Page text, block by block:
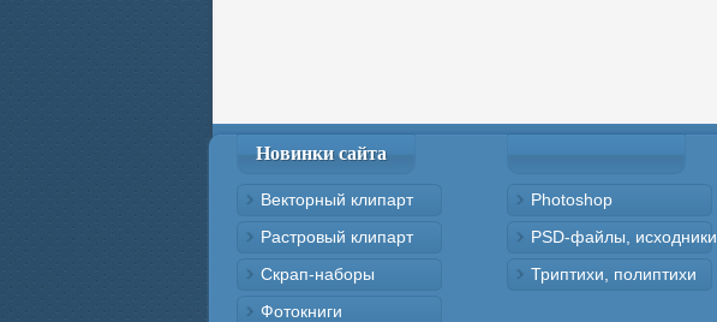
Новинки сайта
Векторный клипарт
Растровый клипарт
Скрап-наборы
Фотокниги
Photoshop
PSD-файлы, исходники
Триптихи, полиптихи